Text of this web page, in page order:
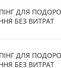
ДЛЯ
БЕЗ ВИТРАТ
ДЛЯ
БЕЗ ВИТРАТ